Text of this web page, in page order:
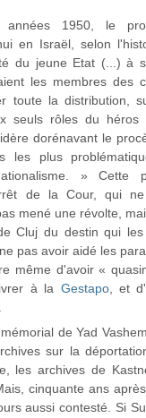
années 1950, le
en Israël, selon
du jeune Etat (...) à
les membres des
toute la distribution,
seuls rôles du
dorénavant le
les plus
» Cette
de la Cour, qui
mené une révolte,
Cluj du destin qui
pas avoir aidé les
même d'avoir «
à la Gestapo, et
de Yad
sur la
les archives de
cinquante ans
aussi contesté. Si